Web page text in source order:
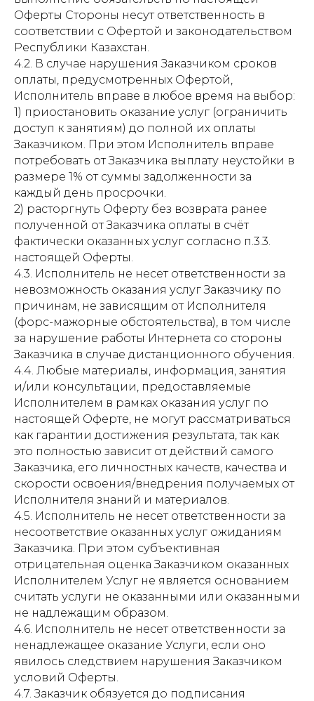
Оферты Стороны несут ответственность в
соответствии с Офертой и законодательством
Республики Казахстан.
4.2. В случае нарушения Заказчиком сроков
оплаты, предусмотренных Офертой,
Исполнитель вправе в любое время на выбор:
1) приостановить оказание услуг (ограничить
доступ к занятиям) до полной их оплаты
Заказчиком. При этом Исполнитель вправе
потребовать от Заказчика выплату неустойки в
размере 1% от суммы задолженности за
каждый день просрочки.
2) расторгнуть Оферту без возврата ранее
полученной от Заказчика оплаты в счёт
фактически оказанных услуг согласно п.3.3.
настоящей Оферты.
4.3. Исполнитель не несет ответственности за
невозможность оказания услуг Заказчику по
причинам, не зависящим от Исполнителя
(форс-мажорные обстоятельства), в том числе
за нарушение работы Интернета со стороны
Заказчика в случае дистанционного обучения.
4.4. Любые материалы, информация, занятия
и/или консультации, предоставляемые
Исполнителем в рамках оказания услуг по
настоящей Оферте, не могут рассматриваться
как гарантии достижения результата, так как
это полностью зависит от действий самого
Заказчика, его личностных качеств, качества и
скорости освоения/внедрения получаемых от
Исполнителя знаний и материалов.
4.5. Исполнитель не несет ответственности за
несоответствие оказанных услуг ожиданиям
Заказчика. При этом субъективная
отрицательная оценка Заказчиком оказанных
Исполнителем Услуг не является основанием
считать услуги не оказанными или оказанными
не надлежащим образом.
4.6. Исполнитель не несет ответственности за
ненадлежащее оказание Услуги, если оно
явилось следствием нарушения Заказчиком
условий Оферты.
4.7. Заказчик обязуется до подписания